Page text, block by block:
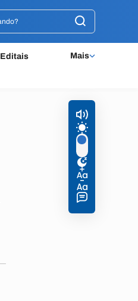
Editais Mais